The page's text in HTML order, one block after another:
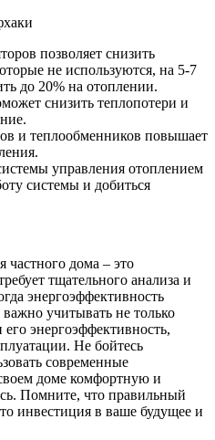
позволяет снизить
не используются, на 5-7
до 20% на отоплении.
снизить теплопотери и
и теплообменников повышает
управления отоплением
системы и добиться
дома – это
тщательного анализа и
энергоэффективность
учитывать не только
энергоэффективность,
Не бойтесь
современные
доме комфортную и
Помните, что правильный
инвестиция в ваше будущее и